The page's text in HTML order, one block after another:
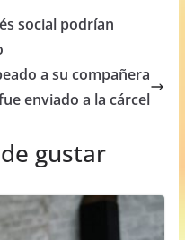
social podrían
a su compañera
enviado a la cárcel
gustar